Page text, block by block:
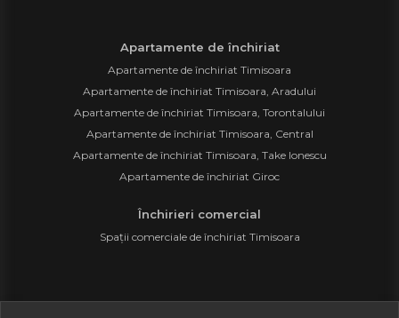
Apartamente de închiriat
Apartamente de închiriat Timisoara
Apartamente de închiriat Timisoara, Aradului
Apartamente de închiriat Timisoara, Torontalului
Apartamente de închiriat Timisoara, Central
Apartamente de închiriat Timisoara, Take Ionescu
Apartamente de închiriat Giroc
Închirieri comercial
Spații comerciale de închiriat Timisoara